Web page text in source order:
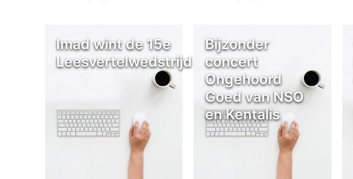
Imad wint de 15e
Leesvertelwedstrijd
Bijzonder
concert
Ongehoord
Goed van NSO
en Kentalis